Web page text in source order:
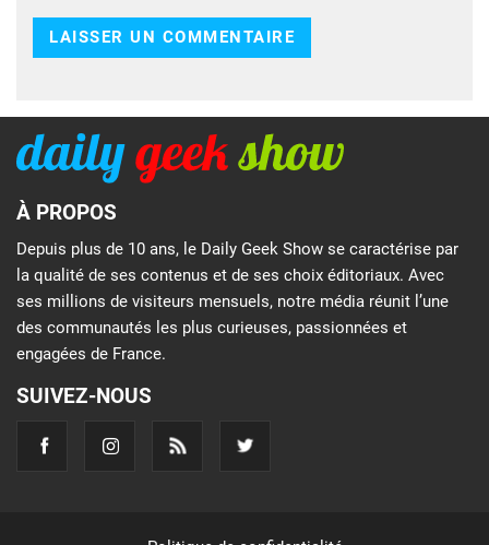
À PROPOS
Depuis plus de 10 ans, le Daily Geek Show se caractérise par
la qualité de ses contenus et de ses choix éditoriaux. Avec
ses millions de visiteurs mensuels, notre média réunit l’une
des communautés les plus curieuses, passionnées et
engagées de France.
SUIVEZ-NOUS